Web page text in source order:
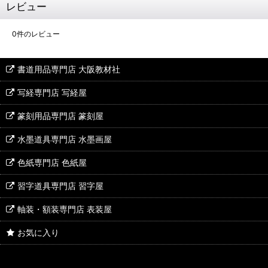
レビュー
0件のレビュー
書道用品専門店 大阪教材社
写経専門店 写経屋
篆刻用品専門店 篆刻屋
水墨道具専門店 水墨画屋
色紙専門店 色紙屋
習字道具専門店 習字屋
軸装・額装専門店 表装屋
お気に入り